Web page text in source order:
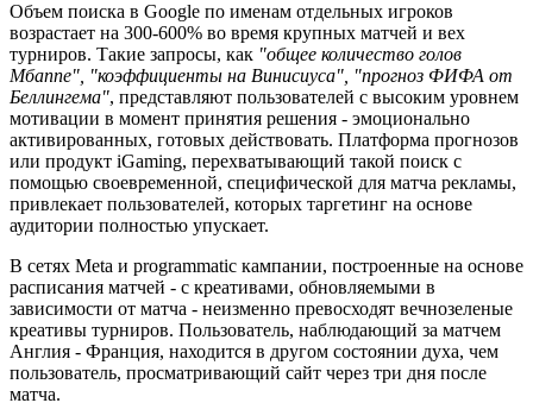
Объем поиска в Google по именам отдельных игроков
возрастает на 300-600% во время крупных матчей и вех
турниров. Такие запросы, как "общее количество голов
Мбаппе", "коэффициенты на Винисиуса", "прогноз ФИФА от
Беллингема", представляют пользователей с высоким уровнем
мотивации в момент принятия решения - эмоционально
активированных, готовых действовать. Платформа прогнозов
или продукт iGaming, перехватывающий такой поиск с
помощью своевременной, специфической для матча рекламы,
привлекает пользователей, которых таргетинг на основе
аудитории полностью упускает.
В сетях Meta и programmatic кампании, построенные на основе
расписания матчей - с креативами, обновляемыми в
зависимости от матча - неизменно превосходят вечнозеленые
креативы турниров. Пользователь, наблюдающий за матчем
Англия - Франция, находится в другом состоянии духа, чем
пользователь, просматривающий сайт через три дня после
матча.